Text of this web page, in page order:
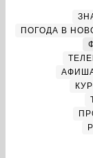
ПОГОДА В